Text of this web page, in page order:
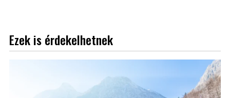
Ezek is érdekelhetnek